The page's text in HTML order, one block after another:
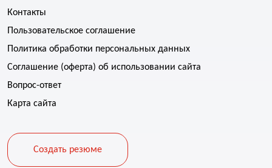
Контакты
Пользовательское соглашение
Политика обработки персональных данных
Соглашение (оферта) об использовании сайта
Вопрос-ответ
Карта сайта
Создать резюме